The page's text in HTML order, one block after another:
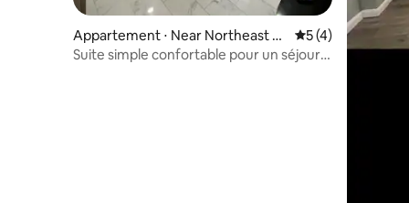
Appartement ⋅ Near Northeast P
hiladelphia
Évaluation
5 (4)
Suite simple confortable pour un séjour